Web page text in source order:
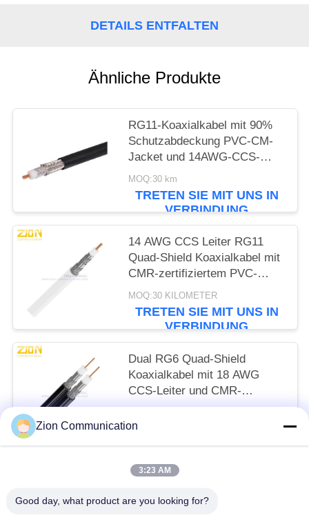
DETAILS ENTFALTEN
Ähnliche Produkte
RG11-Koaxialkabel mit 90%
Schutzabdeckung PVC-CM-
Jacket und 14AWG-CCS-
Leiter für CATV-Systeme
MOQ:30 km
TRETEN SIE MIT UNS IN
VERBINDUNG
14 AWG CCS Leiter RG11
Quad-Shield Koaxialkabel mit
CMR-zertifiziertem PVC-
Mantel für CATV
MOQ:30 KILOMETER
TRETEN SIE MIT UNS IN
VERBINDUNG
Dual RG6 Quad-Shield
Koaxialkabel mit 18 AWG
CCS-Leiter und CMR-
zertifiziert für CATV-MATV-
Systeme
TRETEN SIE MIT UNS IN
VERBINDUNG
Zion Communication
3:23 AM
Good day, what product are you looking for?